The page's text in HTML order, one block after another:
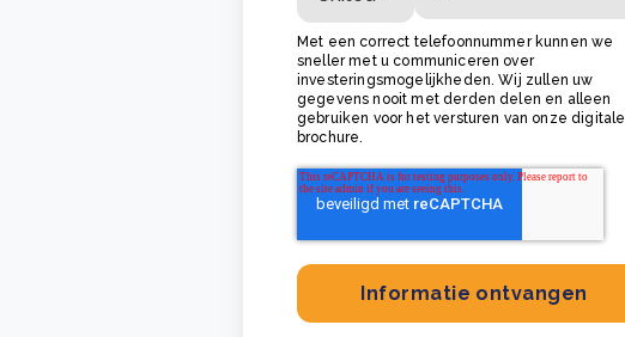
Met een correct telefoonnummer kunnen we
sneller met u communiceren over
investeringsmogelijkheden. Wij zullen uw
gegevens nooit met derden delen en alleen
gebruiken voor het versturen van onze digitale
brochure.